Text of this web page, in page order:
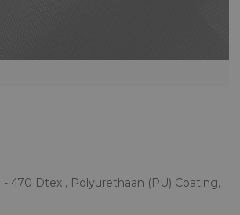
470 Dtex , Polyurethaan (PU) Coating,